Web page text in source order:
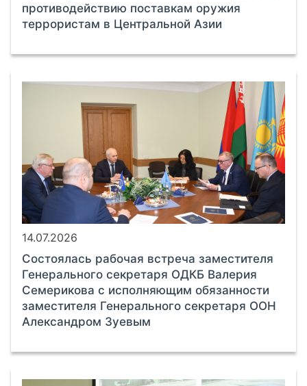
противодействию поставкам оружия
террористам в Центральной Азии
14.07.2026
Состоялась рабочая встреча заместителя
Генерального секретаря ОДКБ Валерия
Семерикова с исполняющим обязанности
заместителя Генерального секретаря ООН
Александром Зуевым